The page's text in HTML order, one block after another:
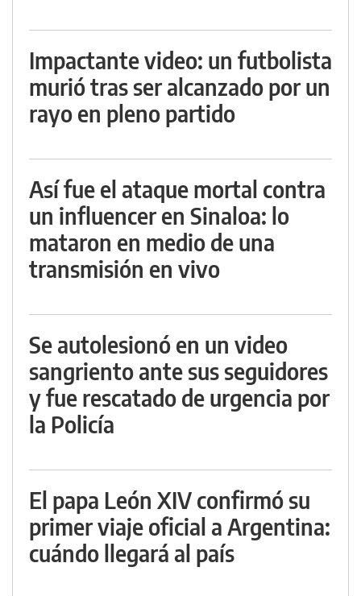
Impactante video: un futbolista
murió tras ser alcanzado por un
rayo en pleno partido
Así fue el ataque mortal contra
un influencer en Sinaloa: lo
mataron en medio de una
transmisión en vivo
Se autolesionó en un video
sangriento ante sus seguidores
y fue rescatado de urgencia por
la Policía
El papa León XIV confirmó su
primer viaje oficial a Argentina:
cuándo llegará al país